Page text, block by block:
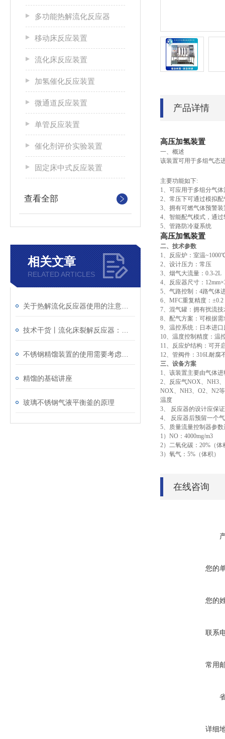
多功能热解流化反应器
移动床反应装置
流化床反应装置
加氢催化反应装置
微通道反应装置
单管反应装置
催化剂评价实验装置
固定床中式反应装置
查看全部
相关文章
RELATED ARTICLES
精馏的基础讲座
玻璃不锈钢气液平衡釜的原理
产品详情
高压加氢装置
一、概述
该装置可用于多组气态
主要功能如下:
1、可应用于多组分气
2、常压下可通过模拟
3、拥有可燃气体预警
4、智能配气模式，通
5、管路防冷凝系统
高压加氢装置
二、技术参数
1、反应炉：室温
2、设计压力：常压
3、烟气大流量：0.3-2L
4、反应器尺寸：
5、气路控制：4路气体
6、MFC重复精度：±0.2
7、混气罐：拥有扰流
8、配气方案：可根据
9、温控系统：日本进
10、温度控制精度：温
11、反应炉结构：可开
12、管阀件：316L耐
三、设备方案
1、该装置主要由气体
2、反应气NOX、NH3
NOX、NH3、O2、N2
温度
3、 反应器的设计应保
4、 反应器后预留一个
5、质量流量控制器参
1）NO：4000mg/m3
2）二氧化碳：20%（体
3）氧气：5%（体积）
在线咨询
您的
您的
联系
常用
详细